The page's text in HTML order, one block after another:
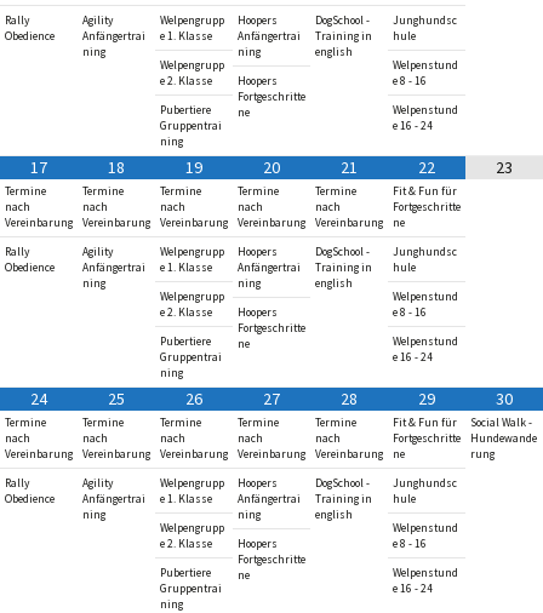
Rally
Obedience
Agility
Anfängertrai
ning
Welpengrupp
e 1. Klasse
Welpengrupp
e 2. Klasse
Pubertiere
Gruppentrai
ning
Hoopers
Anfängertrai
ning
Hoopers
Fortgeschritte
ne
DogSchool -
Training in
english
Junghundsc
hule
Welpenstund
e 8 - 16
Welpenstund
e 16 - 24
17
Termine
nach
Vereinbarung
Rally
Obedience
18
Termine
nach
Vereinbarung
Agility
Anfängertrai
ning
19
Termine
nach
Vereinbarung
Welpengrupp
e 1. Klasse
Welpengrupp
e 2. Klasse
Pubertiere
Gruppentrai
ning
20
Termine
nach
Vereinbarung
Hoopers
Anfängertrai
ning
Hoopers
Fortgeschritte
ne
21
Termine
nach
Vereinbarung
DogSchool -
Training in
english
22
Fit & Fun für
Fortgeschritte
ne
Junghundsc
hule
Welpenstund
e 8 - 16
Welpenstund
e 16 - 24
23
24
Termine
nach
Vereinbarung
Rally
Obedience
25
Termine
nach
Vereinbarung
Agility
Anfängertrai
ning
26
Termine
nach
Vereinbarung
Welpengrupp
e 1. Klasse
Welpengrupp
e 2. Klasse
Pubertiere
Gruppentrai
ning
27
Termine
nach
Vereinbarung
Hoopers
Anfängertrai
ning
Hoopers
Fortgeschritte
ne
28
Termine
nach
Vereinbarung
DogSchool -
Training in
english
29
Fit & Fun für
Fortgeschritte
ne
Junghundsc
hule
Welpenstund
e 8 - 16
Welpenstund
e 16 - 24
30
Social Walk -
Hundewande
rung